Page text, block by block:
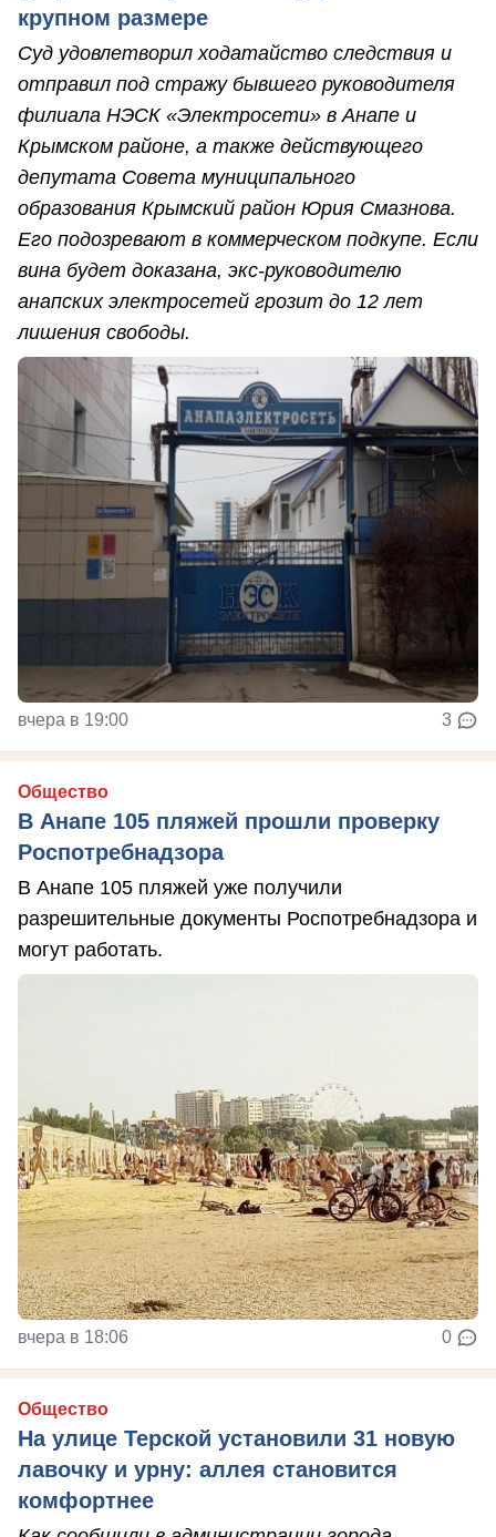
крупном размере
Суд удовлетворил ходатайство следствия и
отправил под стражу бывшего руководителя
филиала НЭСК «Электросети» в Анапе и
Крымском районе, а также действующего
депутата Совета муниципального
образования Крымский район Юрия Смазнова.
Его подозревают в коммерческом подкупе. Если
вина будет доказана, экс-руководителю
анапских электросетей грозит до 12 лет
лишения свободы.
вчера в 19:00 3
Общество
В Анапе 105 пляжей прошли проверку
Роспотребнадзора
В Анапе 105 пляжей уже получили
разрешительные документы Роспотребнадзора и
могут работать.
вчера в 18:06 0
Общество
На улице Терской установили 31 новую
лавочку и урну: аллея становится
комфортнее